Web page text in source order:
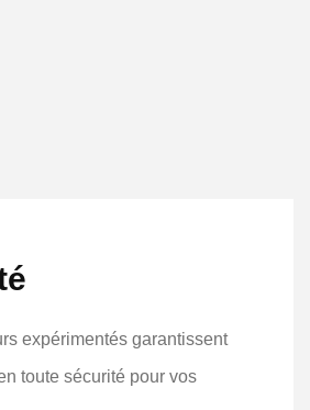
expérimentés garantissent
toute sécurité pour vos